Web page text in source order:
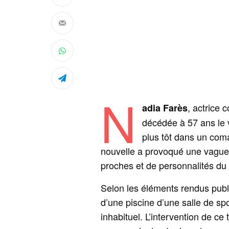
N adia Farès, actrice
décédée à 57 ans
plus tôt dans un
nouvelle a provoqué une
proches et de personnalités
Selon les éléments rendus
d’une piscine d’une salle de
inhabituel. L’intervention de ce